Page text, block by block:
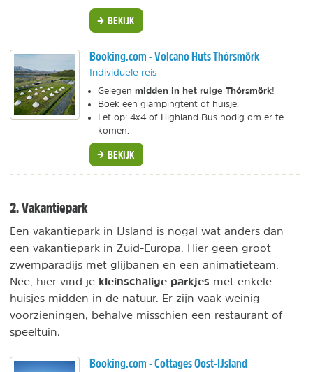
BEKIJK
Booking.com - Volcano Huts Thórsmörk
Individuele reis
Gelegen midden in het ruige Thórsmörk!
Boek een glampingtent of huisje.
Let op: 4x4 of Highland Bus nodig om er te
komen.
BEKIJK
2. Vakantiepark
Een vakantiepark in IJsland is nogal wat anders dan
een vakantiepark in Zuid-Europa. Hier geen groot
zwemparadijs met glijbanen en een animatieteam.
Nee, hier vind je kleinschalige parkjes met enkele
huisjes midden in de natuur. Er zijn vaak weinig
voorzieningen, behalve misschien een restaurant of
speeltuin.
Booking.com - Cottages Oost-IJsland